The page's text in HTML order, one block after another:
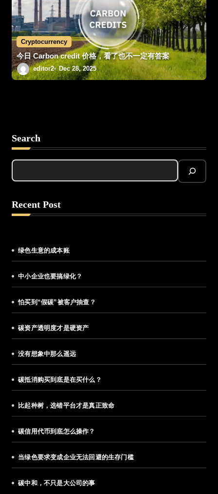
Cryptocurrency
今日 Carbon credit 价格，看了也不一定有答案
editor2 Dec 28, 2025
Search
Recent Post
绿色生意的成本账
中小企业也要搞绿化？
怕买到“假碳”被客户抽查？
碳资产透明度才是硬资产
没有想象中那么遥远
碳抵消购买到底是在买什么？
比起种树，选错平台才是真正致命
碳信用代币到底怎么操作？
当绿色要求变成企业无法回避的生存门槛
碳中和，不只是大公司的事